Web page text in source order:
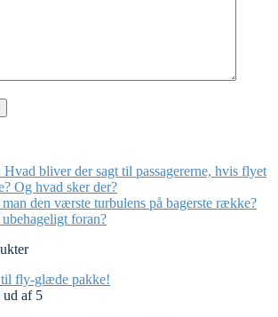
Hvad bliver der sagt til passagererne, hvis flyet
Og hvad sker der?
man den værste turbulens på bagerste række?
foran?
fly-glæde pakke!
ud af 5